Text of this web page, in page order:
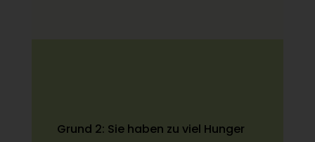
Grund 2: Sie haben zu viel Hunger